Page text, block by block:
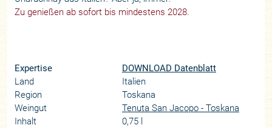
Zu genießen ab sofort bis mindestens 2028.
Expertise
DOWNLOAD Datenblatt
Land
Italien
Region
Toskana
Weingut
Tenuta San Jacopo - Toskana
Inhalt
0,75 l